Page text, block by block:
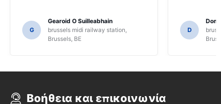
ζητήσουμε από πολλούς ντόπιους για
καθοδήγηση και μόνο για αυτό ίσως να
μην έχουμε καταλάβει τις λειτουργίες
G
Gearoid O Suilleabhain
brussels midi railway station,
Brussels, BE
D
Βοήθεια και επικοινωνία